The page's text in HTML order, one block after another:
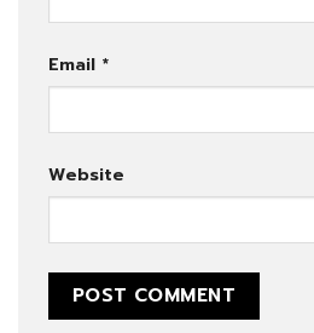
Email *
Website